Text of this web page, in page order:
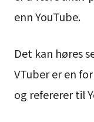
enn YouTube.
Det kan høres
VTuber er en
og refererer til